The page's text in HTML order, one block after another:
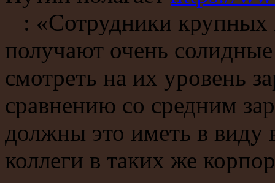
: «Сотрудники крупных
получают очень
смотреть на их уровень
сравнению со средним
должны это иметь в виду
коллеги в таких же